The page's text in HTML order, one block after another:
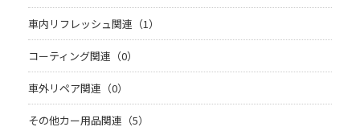
車内リフレッシュ関連（1）
コーティング関連（0）
車外リペア関連（0）
その他カー用品関連（5）